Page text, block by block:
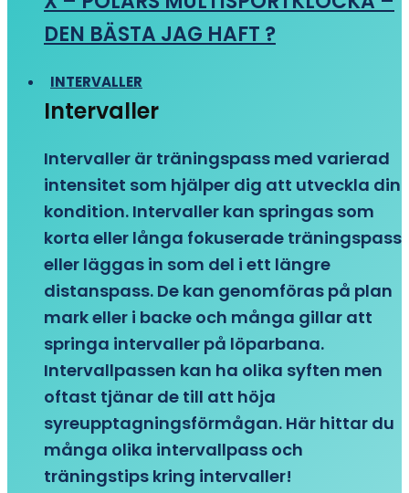
DEN BÄSTA JAG HAFT ?
INTERVALLER
Intervaller
Intervaller är träningspass med varierad
intensitet som hjälper dig att utveckla din
kondition. Intervaller kan springas som
korta eller långa fokuserade träningspass
eller läggas in som del i ett längre
distanspass. De kan genomföras på plan
mark eller i backe och många gillar att
springa intervaller på löparbana.
Intervallpassen kan ha olika syften men
oftast tjänar de till att höja
syreupptagningsförmågan. Här hittar du
många olika intervallpass och
träningstips kring intervaller!